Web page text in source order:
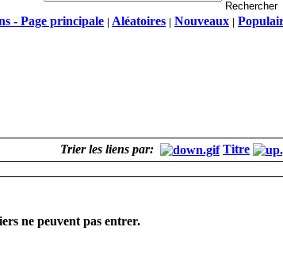
- Page principale | Aléatoires | Nouveaux |
Trier les liens par: Titre
ne peuvent pas entrer.